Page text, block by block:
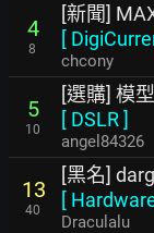
4
8
[新聞]
[
chcony
5
10
[選購] 模
[ DSLR]
angel84326
13
40
[黑名]
[
Draculalu